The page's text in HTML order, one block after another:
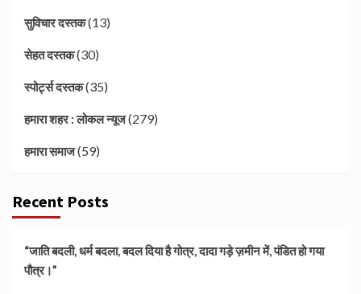
सुविचार दस्तक(13)
सेहत दस्तक(30)
स्पोर्ट्स दस्तक(35)
हमारा शहर : लोकल न्यूज(279)
हमारा समाज(59)
Recent Posts
“जाति बदली, धर्म बदला, बदल दिया है गोत्र, दादा गड़े ज़मीन में, पंडित हो गया
पौत्र।”